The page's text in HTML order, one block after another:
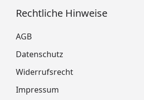
Rechtliche Hinweise
AGB
Datenschutz
Widerrufsrecht
Impressum